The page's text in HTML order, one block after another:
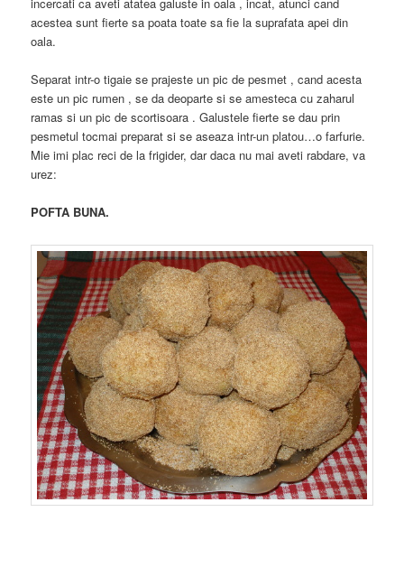
acestea sunt fierte sa poata toate sa fie la suprafata apei din
oala.
Separat intr-o tigaie se prajeste un pic de pesmet , cand acesta
este un pic rumen , se da deoparte si se amesteca cu zaharul
ramas si un pic de scortisoara . Galustele fierte se dau prin
pesmetul tocmai preparat si se aseaza intr-un platou…o farfurie.
Mie imi plac reci de la frigider, dar daca nu mai aveti rabdare, va
urez:
POFTA BUNA.